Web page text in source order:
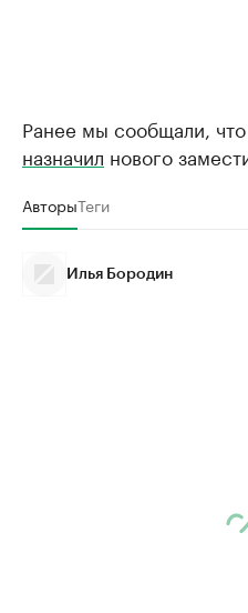
Ранее мы сообщали, что
назначил нового
АвторыТеги
Илья Бородин